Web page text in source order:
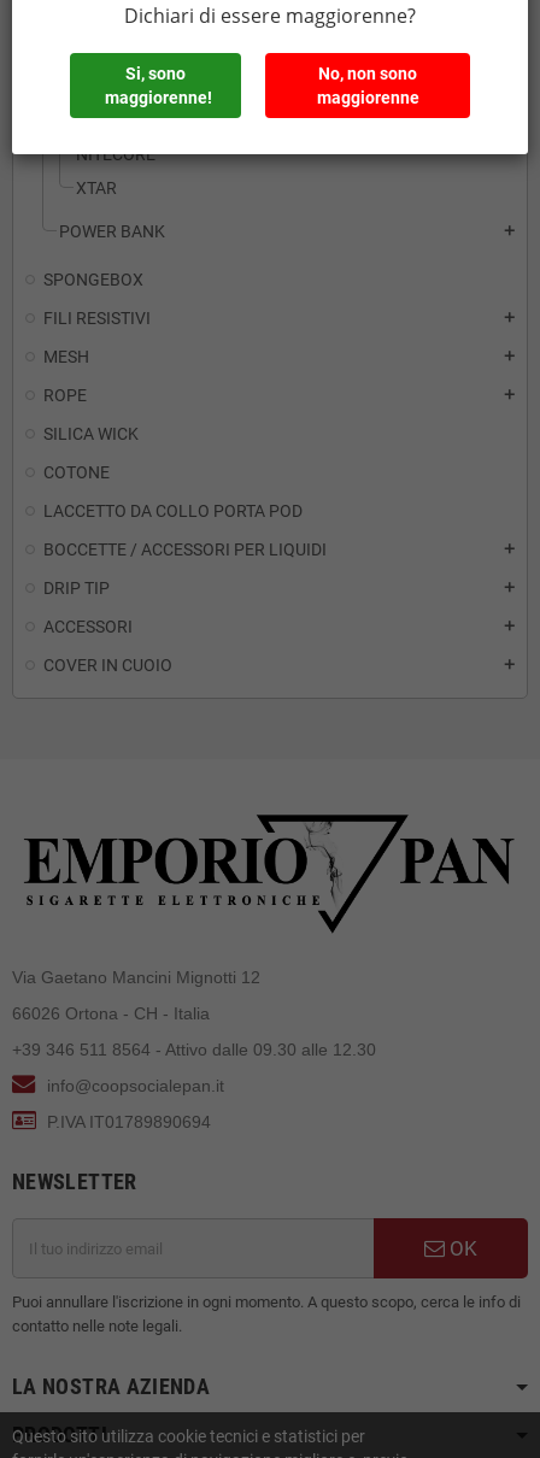
CARICABATTERIE
DICODES
FUMYTECH
GOLISI
NITECORE
XTAR
POWER BANK add
SPONGEBOX
FILI RESISTIVI
add
MESH add
ROPE add
SILICA WICK
COTONE
LACCETTO DA COLLO PORTA POD
BOCCETTE / ACCESSORI PER LIQUIDI
add
DRIP TIP add
ACCESSORI add
COVER IN CUOIO add
Via Gaetano Mancini Mignotti 12
66026 Ortona - CH - Italia
+39 346 511 8564 - Attivo dalle 09.30 alle 12.30
info@coopsocialepan.it
P.IVA IT01789890694
NEWSLETTER
OK
Puoi annullare l'iscrizione in ogni momento. A questo scopo, cerca le info di
contatto nelle note legali.
LA NOSTRA AZIENDA
PRODOTTI
Dichiari di essere maggiorenne?
Si, sono
maggiorenne!
No, non sono
maggiorenne
Questo sito utilizza cookie tecnici e statistici per